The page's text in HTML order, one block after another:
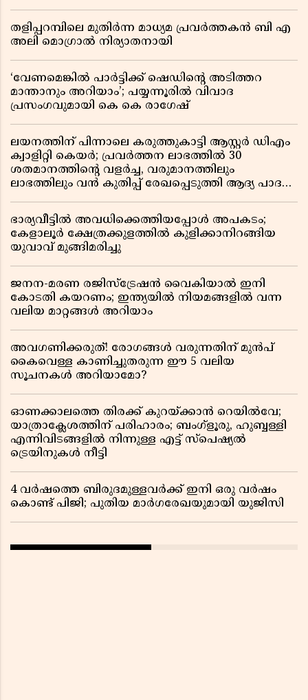
തളിപ്പറമ്പിലെ മുതിർന്ന മാധ്യമ പ്രവർത്തകൻ ബി എ
അലി മൊഗ്രാൽ നിര്യാതനായി
‘വേണമെങ്കിൽ പാർട്ടിക്ക് ഷെഡിൻ്റെ അടിത്തറ
മാന്താനും അറിയാം’; പയ്യന്നൂരിൽ വിവാദ
പ്രസംഗവുമായി കെ കെ രാഗേഷ്
ലയനത്തിന് പിന്നാലെ കരുത്തുകാട്ടി ആസ്റ്റർ ഡിഎം
ക്വാളിറ്റി കെയർ; പ്രവർത്തന ലാഭത്തിൽ 30
ശതമാനത്തിൻ്റെ വളർച്ച, വരുമാനത്തിലും
ലാഭത്തിലും വൻ കുതിപ്പ് രേഖപ്പെടുത്തി ആദ്യ പാദ
ഭാര്യവീട്ടിൽ അവധിക്കെത്തിയപ്പോൾ അപകടം;
കേളാലൂർ ക്ഷേത്രക്കുളത്തിൽ കുളിക്കാനിറങ്ങിയ
യുവാവ് മുങ്ങിമരിച്ചു
ജനന-മരണ രജിസ്ട്രേഷൻ വൈകിയാൽ ഇനി
കോടതി കയറണം; ഇന്ത്യയിൽ നിയമങ്ങളിൽ വന്ന
വലിയ മാറ്റങ്ങൾ അറിയാം
അവഗണിക്കരുത്! രോഗങ്ങൾ വരുന്നതിന് മുൻപ്
കൈവെള്ള കാണിച്ചുതരുന്ന ഈ 5 വലിയ
സൂചനകൾ അറിയാമോ?
ഓണക്കാലത്തെ തിരക്ക് കുറയ്ക്കാൻ റെയിൽവേ;
യാത്രാക്ലേശത്തിന് പരിഹാരം; ബംഗ്ളൂരു, ഹുബ്ബള്ളി
എന്നിവിടങ്ങളിൽ നിന്നുള്ള എട്ട് സ്പെഷ്യൽ
ട്രെയിനുകൾ നീട്ടി
4 വർഷത്തെ ബിരുദമുള്ളവർക്ക് ഇനി ഒരു വർഷം
കൊണ്ട് പിജി; പുതിയ മാർഗരേഖയുമായി യുജിസി